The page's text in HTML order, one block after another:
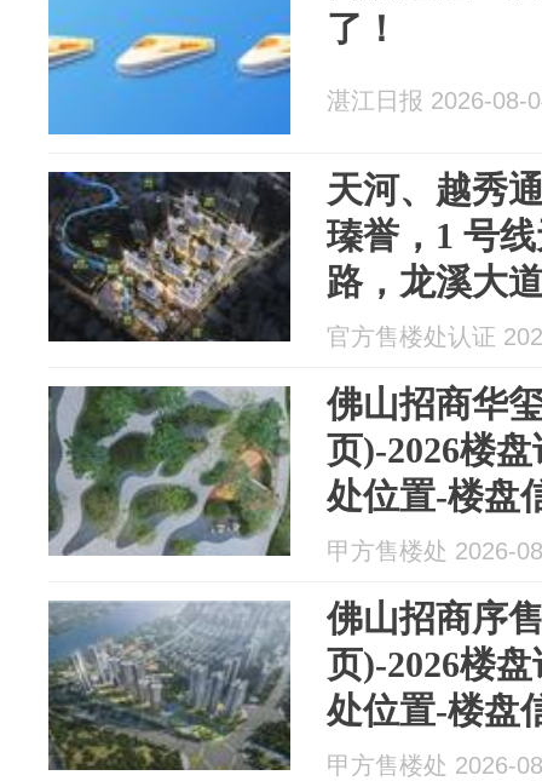
了！
湛江日报 2026-08-
天河、越秀
瑧誉，1 号
路，龙溪大
广佛长期跨
官方售楼处认证
佛山招商华
页)-2026楼
处位置-楼盘
甲方售楼处 2026-
佛山招商序
页)-2026楼
处位置-楼盘
甲方售楼处 2026-